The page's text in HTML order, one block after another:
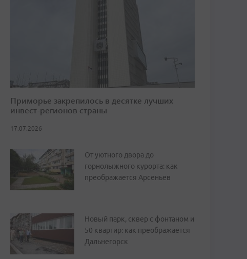
Приморье закрепилось в десятке лучших
инвест-регионов страны
17.07.2026
От уютного двора до
горнолыжного курорта: как
преображается Арсеньев
Новый парк, сквер с фонтаном и
50 квартир: как преображается
Дальнегорск